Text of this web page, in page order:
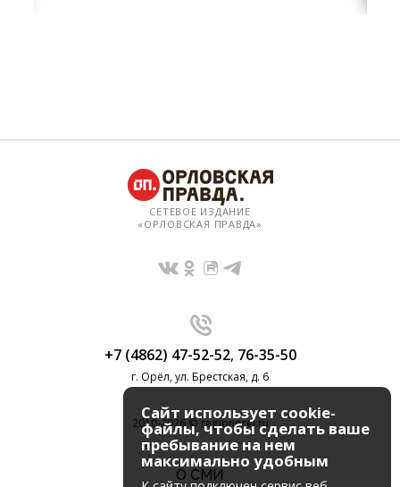
СЕТЕВОЕ ИЗДАНИЕ
«ОРЛОВСКАЯ ПРАВДА»
+7 (4862) 47-52-52, 76-35-50
г. Орёл, ул. Брестская, д. 6
2010-2026 © regionorel.ru
О СМИ
Сайт использует cookie-
файлы, чтобы сделать ваше
пребывание на нем
максимально удобным